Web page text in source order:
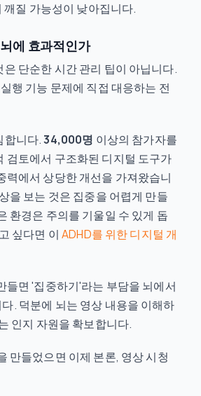
깨질 가능성이 낮아집니다.
에 효과적인가
단순한 시간 관리 팁이 아닙니다.
행 기능 문제에 직접 대응하는 전
합니다.34,000명 이상의 참가자를
검토에서 구조화된 디지털 도구가
력에서 상당한 개선을 가져왔습니
을 보는 것은 집중을 어렵게 만들
환경은 주의를 기울일 수 있게 돕
싶다면 이ADHD를 위한 디지털 개
들면 '집중하기'라는 부담을 뇌에서
. 덕분에 뇌는 영상 내용을 이해하
인지 자원을 확보합니다.
만들었으면 이제 본론, 영상 시청